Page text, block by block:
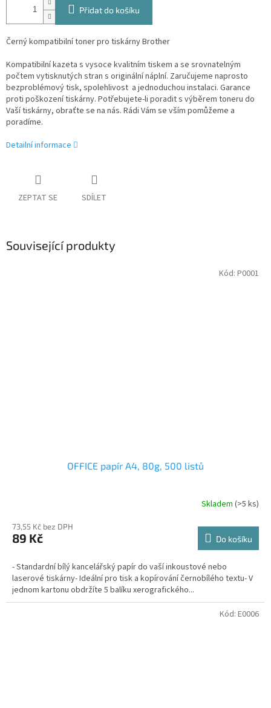
Přidat do košíku
Černý kompatibilní toner pro tiskárny Brother
Kompatibilní kazeta s vysoce kvalitním tiskem a se srovnatelným
počtem vytisknutých stran s originální náplní. Zaručujeme naprosto
bezproblémový tisk, spolehlivost a jednoduchou instalaci. Garance
proti poškození tiskárny. Potřebujete-li poradit s výběrem toneru do
Vaší tiskárny, obraťte se na nás. Rádi Vám se vším pomůžeme a
poradíme.
Detailní informace
ZEPTAT SE SDÍLET
Související produkty
OFFICE papír A4, 80g, 500 listů
Skladem (>5 ks)
73,55 Kč bez DPH
89 Kč Do košíku
- Standardní bílý kancelářský papír do vaší inkoustové nebo
laserové tiskárny- Ideální pro tisk a kopírování černobílého textu- V
jednom kartonu obdržíte 5 balíku xerografického...
Kód: P0001
Kód: E0006